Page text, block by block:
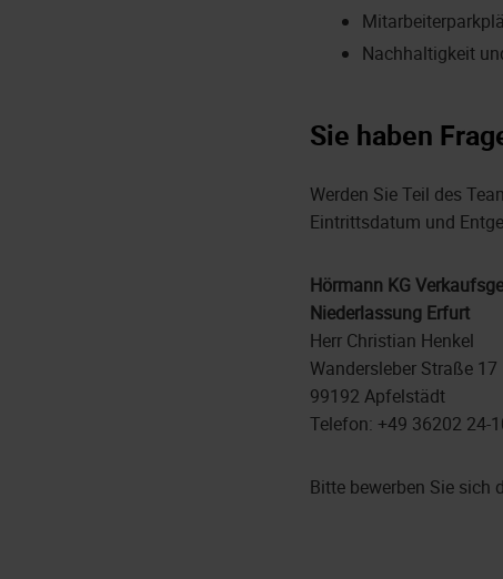
Nachhaltigkeit
Sie haben
Werden Sie Teil des
Eintrittsdatum und
Hörmann KG
Niederlassung Erfurt
Herr Christian Henkel
Wandersleber Straße 17
99192 Apfelstädt
Telefon: +49 36202 24-
Bitte bewerben Sie sich